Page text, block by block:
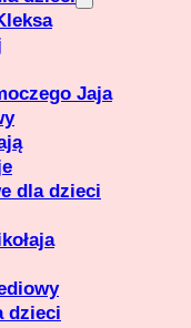
Jaja
dla dzieci
dzieci